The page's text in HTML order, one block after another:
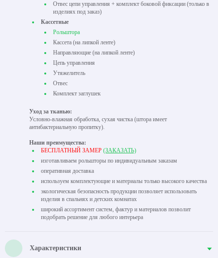
Отвес цепи управления + комплект боковой фиксации (только в
изделиях под заказ)
Кассетные
Рольштора
Кассета (на липкой ленте)
Направляющие (на липкой ленте)
Цепь управления
Утяжелитель
Отвес
Комплект заглушек
Уход за тканью:
Условно-влажная обработка, сухая чистка (штора имеет
антибактериальную пропитку).
Наши преимущества:
БЕСПЛАТНЫЙ ЗАМЕР (ЗАКАЗАТЬ)
изготавливаем рольшторы по индивидуальным заказам
оперативная доставка
используем комплектующие и материалы только высокого качества
экологическая безопасность продукции позволяет использовать
изделия в спальнях и детских комнатах
широкий ассортимент систем, фактур и материалов позволит
подобрать решение для любого интерьера
Характеристики